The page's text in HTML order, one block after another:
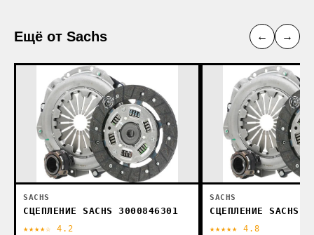
Ещё от Sachs ← →
SACHS
СЦЕПЛЕНИЕ SACHS 3000846301
★★★★☆ 4.2
SACHS
СЦЕПЛЕНИЕ SACHS
★★★★★ 4.8